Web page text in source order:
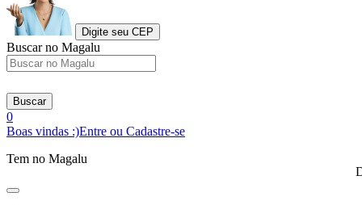
Digite seu CEP
Buscar no Magalu
Buscar
0
Boas vindas :)Entre ou Cadastre-se
Tem no Magalu